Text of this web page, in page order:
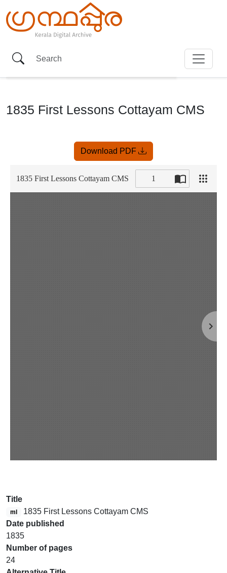
1835 First Lessons Cottayam CMS
Download PDF
Title
ml
1835 First Lessons Cottayam CMS
Date published
1835
Number of pages
24